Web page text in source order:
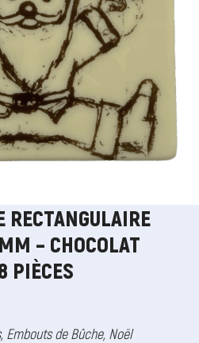
RECTANGULAIRE
– CHOCOLAT
PIÈCES
, Embouts de Bûche, Noël